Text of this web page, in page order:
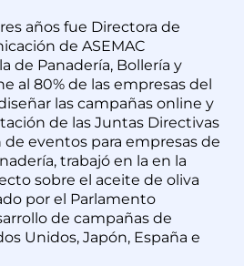
años fue Directora de
de ASEMAC
de Panadería, Bollería y
al 80% de las empresas del
las campañas online y
de las Juntas Directivas
de eventos para empresas de
trabajó en la en la
sobre el aceite de oliva
por el Parlamento
de campañas de
Unidos, Japón, España e